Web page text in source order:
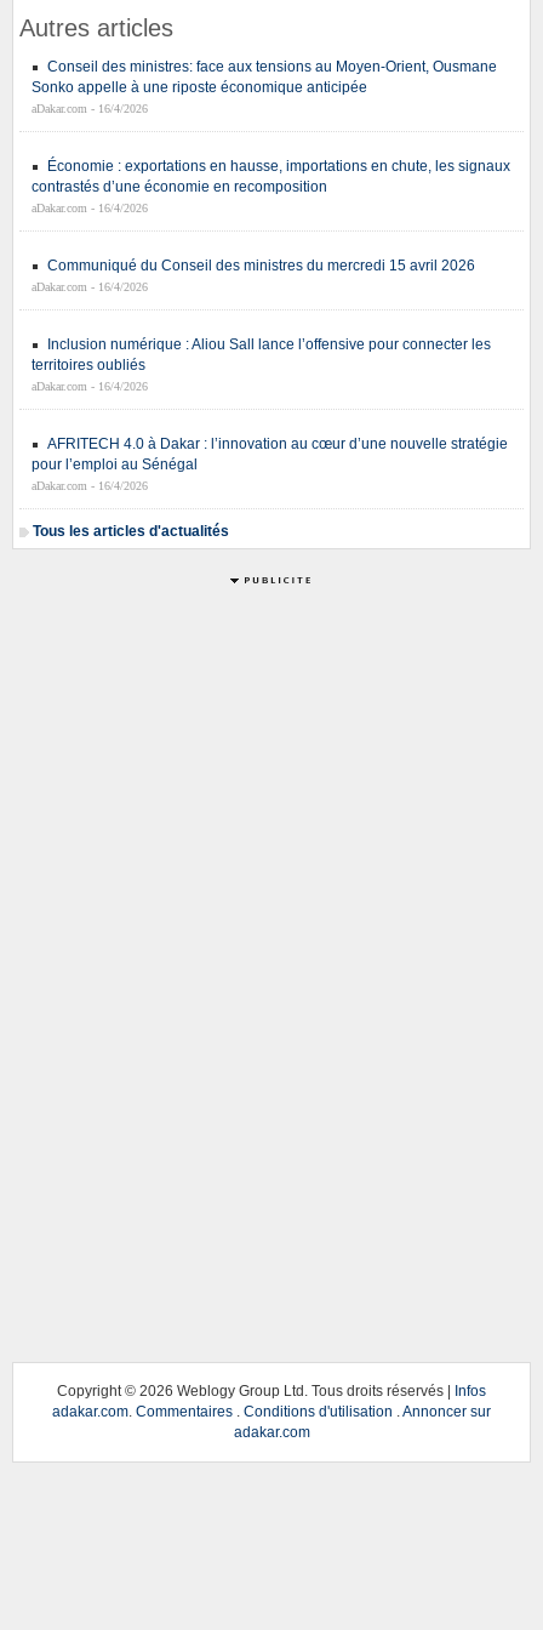
Autres articles
Conseil des ministres: face aux tensions au Moyen-Orient, Ousmane
Sonko appelle à une riposte économique anticipée
aDakar.com - 16/4/2026
Économie : exportations en hausse, importations en chute, les signaux
contrastés d’une économie en recomposition
aDakar.com - 16/4/2026
Communiqué du Conseil des ministres du mercredi 15 avril 2026
aDakar.com - 16/4/2026
Inclusion numérique : Aliou Sall lance l’offensive pour connecter les
territoires oubliés
aDakar.com - 16/4/2026
AFRITECH 4.0 à Dakar : l’innovation au cœur d’une nouvelle stratégie
pour l’emploi au Sénégal
aDakar.com - 16/4/2026
Tous les articles d'actualités
Copyright © 2026 Weblogy Group Ltd. Tous droits réservés | Infos
adakar.com Commentaires Conditions d'utilisation
Annoncer sur
adakar.com